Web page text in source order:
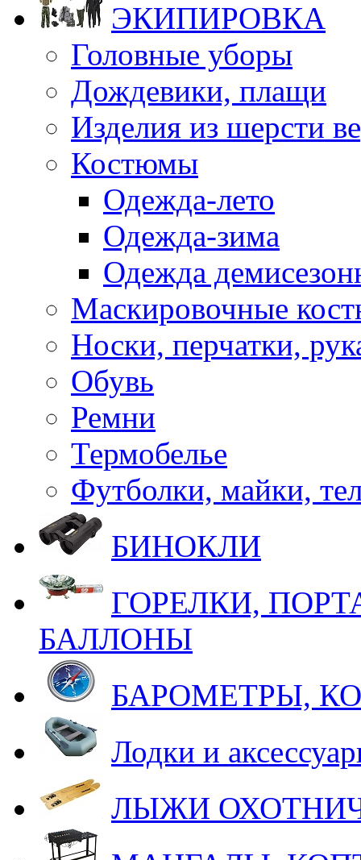
ЭКИПИРОВКА
Головные уборы
Дождевики, плащи
Изделия из шерсти
Костюмы
Одежда-лето
Одежда-зима
Одежда
Маскировочные
Носки, перчатки,
Обувь
Ремни
Термобелье
Футболки, майки,
БИНОКЛИ
ГОРЕЛКИ,
БАЛЛОНЫ
БАРОМЕТРЫ,
Лодки и
ЛЫЖИ